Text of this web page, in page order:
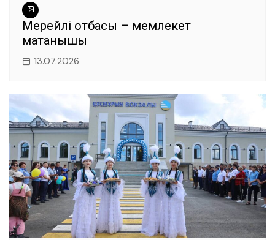
Мерейлі отбасы – мемлекет
мақтанышы
13.07.2026